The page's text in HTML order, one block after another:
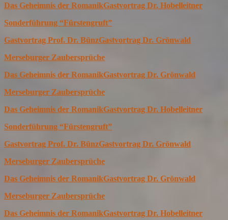
Das Geheimnis der RomanikGastvortrag Dr. Hobelleitner
Sonderführung “Fürstengruft”
Gastvortrag Prof. Dr. BünzGastvortrag Dr. Grönwald
Merseburger Zaubersprüche
Das Geheimnis der RomanikGastvortrag Dr. Grönwald
Merseburger Zaubersprüche
Das Geheimnis der RomanikGastvortrag Dr. Hobelleitner
Sonderführung “Fürstengruft”
Gastvortrag Prof. Dr. BünzGastvortrag Dr. Grönwald
Merseburger Zaubersprüche
Das Geheimnis der RomanikGastvortrag Dr. Grönwald
Merseburger Zaubersprüche
Das Geheimnis der RomanikGastvortrag Dr. Hobelleitner